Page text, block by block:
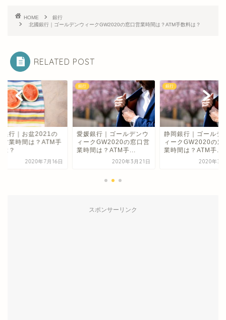
HOME
銀行
北國銀行｜ゴールデンウィークGW2020の窓口営業時間は？ATM手数料は？
RELATED POST
銀行｜お盆2021の
営業時間は？ATM手
は？
2020年7月16日
銀行
愛媛銀行｜ゴールデンウ
ィークGW2020の窓口営
業時間は？ATM手...
2020年3月21日
銀行
静岡銀行｜ゴールデ
ィークGW2020の窓
業時間は？ATM手...
2020年3
スポンサーリンク